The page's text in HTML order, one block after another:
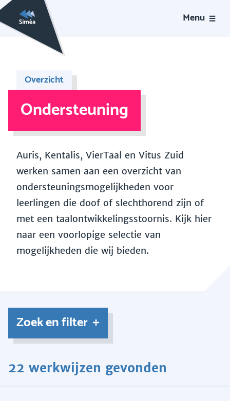
Menu
Overzicht
Ondersteuning
Auris, Kentalis, VierTaal en Vitus Zuid
werken samen aan een overzicht van
ondersteuningsmogelijkheden voor
leerlingen die doof of slechthorend zijn of
met een taalontwikkelingsstoornis. Kijk hier
naar een voorlopige selectie van
mogelijkheden die wij bieden.
Zoek en filter
22 werkwijzen gevonden